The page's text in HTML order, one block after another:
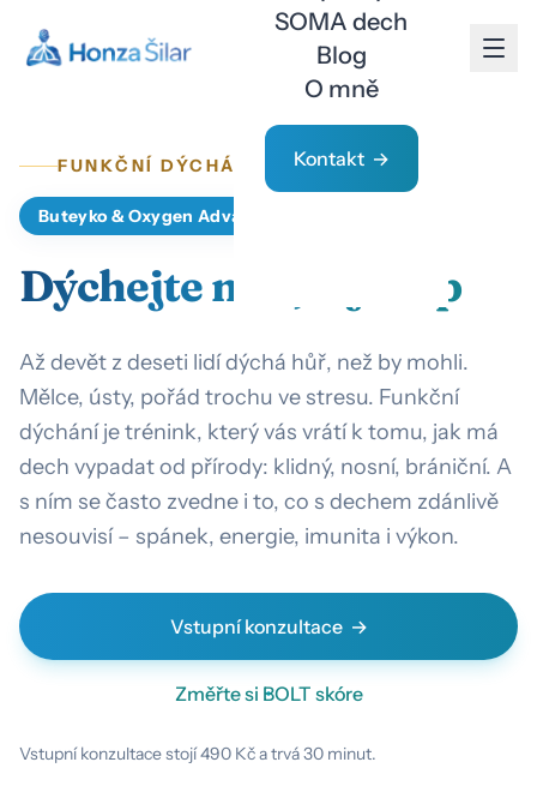
SOMA dech
Blog
O mně
Kontakt
FUNKČNÍ DÝCHÁNÍ
Buteyko & Oxygen Advantage®
Dýchejte míň, žijte líp
Až devět z deseti lidí dýchá hůř, než by mohli.
Mělce, ústy, pořád trochu ve stresu. Funkční
dýchání je trénink, který vás vrátí k tomu, jak má
dech vypadat od přírody: klidný, nosní, brániční. A
s ním se často zvedne i to, co s dechem zdánlivě
nesouvisí – spánek, energie, imunita i výkon.
Vstupní konzultace
Změřte si BOLT skóre
Vstupní konzultace stojí 490 Kč a trvá 30 minut.